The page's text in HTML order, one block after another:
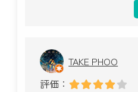
TAKE PHOO
評価：